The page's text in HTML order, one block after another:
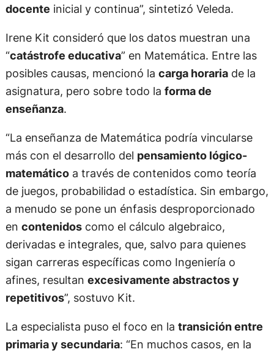
docente inicial y continua”, sintetizó Veleda.
Irene Kit consideró que los datos muestran una
“catástrofe educativa” en Matemática. Entre las
posibles causas, mencionó la carga horariade la
asignatura, pero sobre todo la forma de
enseñanza.
“La enseñanza de Matemática podría vincularse
más con el desarrollo del pensamiento lógico-
matemáticoa través de contenidos como teoría
de juegos, probabilidad o estadística. Sin embargo,
a menudo se pone un énfasis desproporcionado
en contenidoscomo el cálculo algebraico,
derivadas e integrales, que, salvo para quienes
sigan carreras específicas como Ingeniería o
afines, resultan excesivamente abstractos y
repetitivos”, sostuvo Kit.
La especialista puso el foco en la transición entre
primaria y secundaria: “En muchos casos, en la